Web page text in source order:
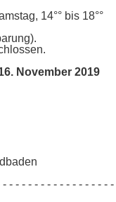
14°° bis 18°°
November 2019
- - - - - - - - - - - - - - - - -